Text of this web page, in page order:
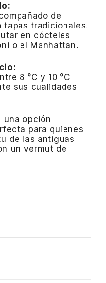
de
tapas tradicionales.
en cócteles
o el Manhattan.
8 °C y 10 °C
sus cualidades
una opción
para quienes
de las antiguas
un vermut de